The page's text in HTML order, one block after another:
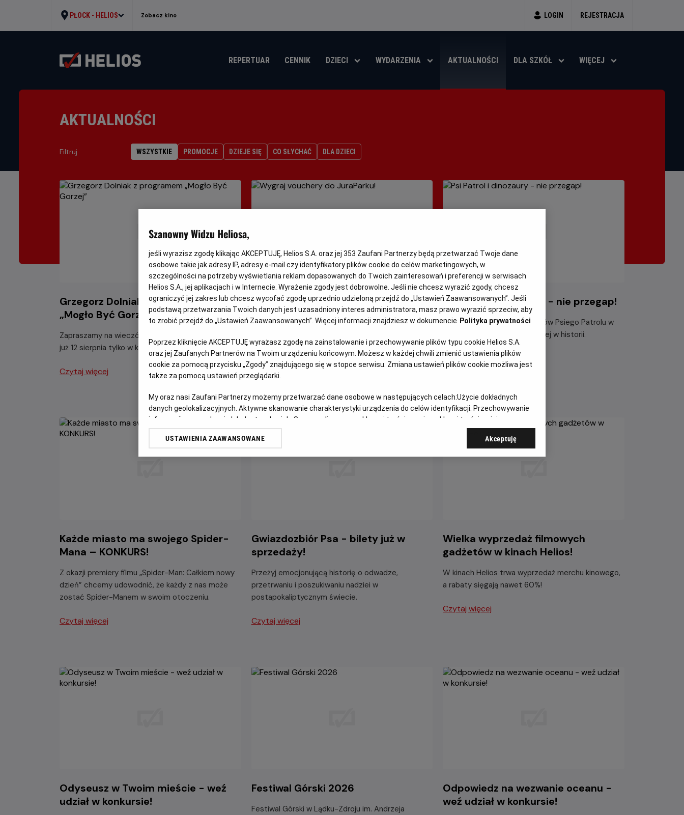
PŁOCK - HELIOS Zobacz kino LOGIN REJESTRACJA
REPERTUAR CENNIK DZIECI WYDARZENIA AKTUALNOŚCI DLA SZKÓŁ WIĘCEJ
AKTUALNOŚCI
Filtruj WSZYSTKIE PROMOCJE DZIEJE SIĘ CO SŁYCHAĆ DLA DZIECI
Grzegorz Dolniak z programem
„Mogło Być Gorzej”
Zapraszamy na wieczór pełen świetnego humoru
już 12 sierpnia tylko w kinach Helios.
Czytaj więcej
Wygraj vouchery do JuraParku!
Czy w Twoim domu mieszka fan Psiego Patrolu? Z
zapraszamy do udziału w kreatywnym konkursie.
Czytaj więcej
Psi Patrol i dinozaury - nie przegap!
Dołącz do dzielnych bohaterów Psiego Patrolu w
ich największej misji ratunkowej w historii.
Czytaj więcej
Każde miasto ma swojego Spider-
Mana – KONKURS!
Z okazji premiery filmu „Spider-Man: Całkiem nowy
dzień” chcemy udowodnić, że każdy z nas może
zostać Spider-Manem w swoim otoczeniu.
Czytaj więcej
Gwiazdozbiór Psa - bilety już w
sprzedaży!
Przeżyj emocjonującą historię o odwadze,
przetrwaniu i poszukiwaniu nadziei w
postapokaliptycznym świecie.
Czytaj więcej
Wielka wyprzedaż filmowych
gadżetów w kinach Helios!
W kinach Helios trwa wyprzedaż merchu kinowego,
a rabaty sięgają nawet 60%!
Czytaj więcej
Odyseusz w Twoim mieście - weź
udział w konkursie!
Festiwal Górski 2026
Festiwal Górski w Lądku-Zdroju im. Andrzeja
Odpowiedz na wezwanie oceanu -
weź udział w konkursie!
Szanowny Widzu Heliosa,
jeśli wyrazisz zgodę klikając AKCEPTUJĘ, Helios S.A. oraz jej 353 Zaufani Partnerzy będą przetwarzać Twoje dane
osobowe takie jak adresy IP, adresy e-mail czy identyfikatory plików cookie do celów marketingowych, w
szczególności na potrzeby wyświetlania reklam dopasowanych do Twoich zainteresowań i preferencji w serwisach
Helios S.A., jej aplikacjach i w Internecie. Wyrażenie zgody jest dobrowolne. Jeśli nie chcesz wyrazić zgody, chcesz
ograniczyć jej zakres lub chcesz wycofać zgodę uprzednio udzieloną przejdź do „Ustawień Zaawansowanych”. Jeśli
podstawą przetwarzania Twoich danych jest uzasadniony interes administratora, masz prawo wyrazić sprzeciw, aby
to zrobić przejdź do „Ustawień Zaawansowanych”. Więcej informacji znajdziesz w dokumencie Polityka prywatności
Poprzez kliknięcie AKCEPTUJĘ wyrażasz zgodę na zainstalowanie i przechowywanie plików typu cookie Helios S.A.
oraz jej Zaufanych Partnerów na Twoim urządzeniu końcowym. Możesz w każdej chwili zmienić ustawienia plików
cookie za pomocą przycisku „Zgody” znajdującego się w stopce serwisu. Zmiana ustawień plików cookie możliwa jest
także za pomocą ustawień przeglądarki.
My oraz nasi Zaufani Partnerzy możemy przetwarzać dane osobowe w następujących celach:Użycie dokładnych
danych geolokalizacyjnych. Aktywne skanowanie charakterystyki urządzenia do celów identyfikacji. Przechowywanie
informacji na urządzeniu lub dostęp do nich. Spersonalizowane reklamy i treści, pomiar reklam i treści, opinie
odbiorców i ulepszanie usług.
USTAWIENIA ZAAWANSOWANE Akceptuję